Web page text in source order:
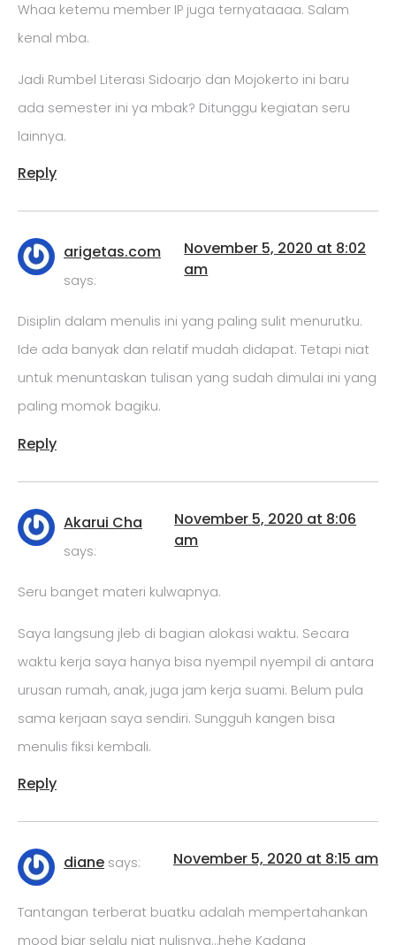
Whaa ketemu member IP juga ternyataaaa. Salam
kenal mba.
Jadi Rumbel Literasi Sidoarjo dan Mojokerto ini baru
ada semester ini ya mbak? Ditunggu kegiatan seru
lainnya.
Reply
arigetas.com
says:
November 5, 2020 at 8:02
am
Disiplin dalam menulis ini yang paling sulit menurutku.
Ide ada banyak dan relatif mudah didapat. Tetapi niat
untuk menuntaskan tulisan yang sudah dimulai ini yang
paling momok bagiku.
Reply
Akarui Cha
says:
November 5, 2020 at 8:06
am
Seru banget materi kulwapnya.
Saya langsung jleb di bagian alokasi waktu. Secara
waktu kerja saya hanya bisa nyempil nyempil di antara
urusan rumah, anak, juga jam kerja suami. Belum pula
sama kerjaan saya sendiri. Sungguh kangen bisa
menulis fiksi kembali.
Reply
diane says: November 5, 2020 at 8:15 am
Tantangan terberat buatku adalah mempertahankan
mood biar selalu niat nulisnya…hehe Kadang